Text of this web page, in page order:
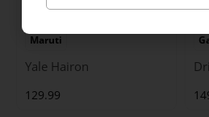
Maruti
Yale Hairon
129.99